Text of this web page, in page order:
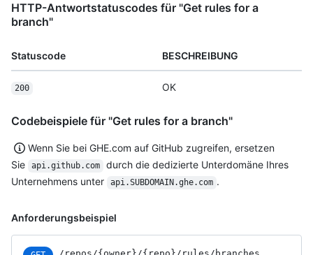
HTTP-Antwortstatuscodes für "Get rules for a
branch"
Statuscode BESCHREIBUNG
200 OK
Codebeispiele für "Get rules for a branch"
Wenn Sie bei GHE.com auf GitHub zugreifen, ersetzen
Sie
api.github.com
durch die dedizierte Unterdomäne Ihres
Unternehmens unter
api.SUBDOMAIN.ghe.com .
Anforderungsbeispiel